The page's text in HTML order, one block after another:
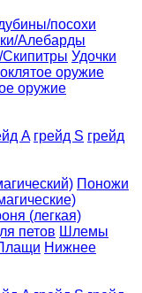
посохи
Алебарды
Скипитры Удочки
оружие
оружие
A грейд S грейд
Поножи
(легкая)
петов Шлемы
Нижнее